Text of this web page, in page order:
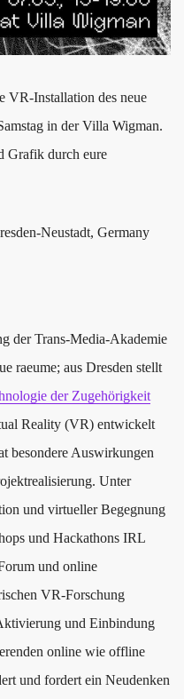
VR-Installation des neue
in der Villa Wigman.
Grafik durch eure
Neustadt, Germany
der Trans-Media-Akademie
raeume; aus Dresden stellt
der Zugehörigkeit
Reality (VR) entwickelt
besondere Auswirkungen
Unter
und virtueller Begegnung
und Hackathons IRL
und online
VR-Forschung
und Einbindung
online wie offline
und fordert ein Neudenken